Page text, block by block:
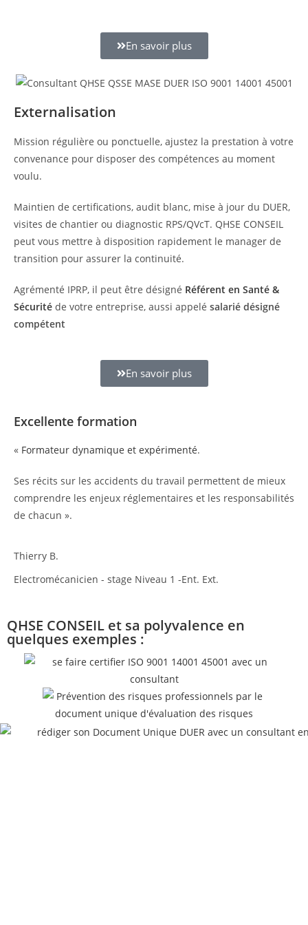
En savoir plus
Externalisation
Mission régulière ou ponctuelle, ajustez la prestation à votre
convenance pour disposer des compétences au moment
voulu.
Maintien de certifications, audit blanc, mise à jour du DUER,
visites de chantier ou diagnostic RPS/QVcT. QHSE CONSEIL
peut vous mettre à disposition rapidement le manager de
transition pour assurer la continuité.
Agrémenté IPRP, il peut être désigné Référent en Santé &
Sécurité de votre entreprise, aussi appelé salarié désigné
compétent
En savoir plus
Excellente formation
« Formateur dynamique et expérimenté.
Ses récits sur les accidents du travail permettent de mieux
comprendre les enjeux réglementaires et les responsabilités
de chacun ».
Thierry B.
Electromécanicien - stage Niveau 1 -Ent. Ext.
QHSE CONSEIL et sa polyvalence en
quelques exemples :